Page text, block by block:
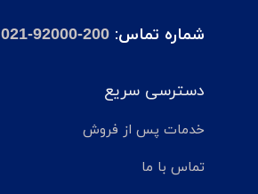
شماره تماس: 021-92000-200
دسترسی سریع
خدمات پس از فروش
تماس با ما